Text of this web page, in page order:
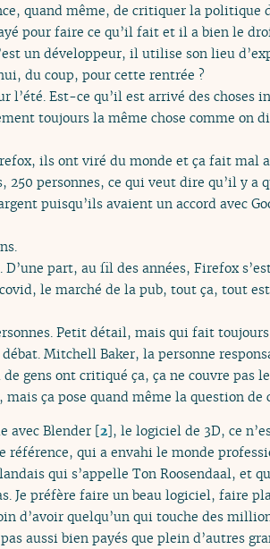
quand même, de critiquer la politique
pour faire ce qu’il fait et il a bien le
un développeur, il utilise son lieu
du coup, pour cette rentrée ?
l’été. Est-ce qu’il est arrivé des choses
toujours la même chose comme on
ils ont viré du monde et ça fait mal
personnes, ce qui veut dire qu’il y a
puisqu’ils avaient un accord avec
part, au fil des années, Firefox
le marché de la pub, tout ça, tout
Petit détail, mais qui fait
Mitchell Baker, la personne
gens ont critiqué ça, ça ne couvre pas
mais ça pose quand même la question de
avec Blender [2], le logiciel de 3D, ce
référence, qui a envahi le monde
qui s’appelle Ton Roosendaal,
Je préfère faire un beau logiciel, faire
d’avoir quelqu’un qui touche des
aussi bien payés que plein d’autres